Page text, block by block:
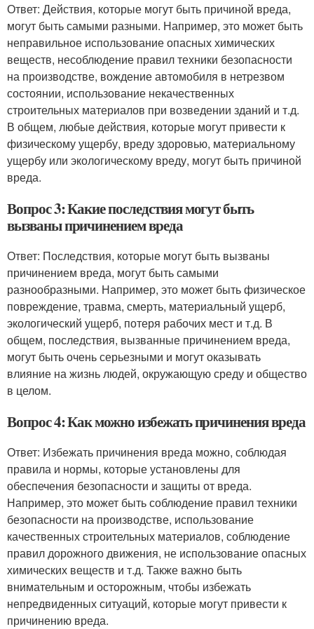
Ответ: Действия, которые могут быть причиной вреда,
могут быть самыми разными. Например, это может быть
неправильное использование опасных химических
веществ, несоблюдение правил техники безопасности
на производстве, вождение автомобиля в нетрезвом
состоянии, использование некачественных
строительных материалов при возведении зданий и т.д.
В общем, любые действия, которые могут привести к
физическому ущербу, вреду здоровью, материальному
ущербу или экологическому вреду, могут быть причиной
вреда.
Вопрос 3: Какие последствия могут быть
вызваны причинением вреда
Ответ: Последствия, которые могут быть вызваны
причинением вреда, могут быть самыми
разнообразными. Например, это может быть физическое
повреждение, травма, смерть, материальный ущерб,
экологический ущерб, потеря рабочих мест и т.д. В
общем, последствия, вызванные причинением вреда,
могут быть очень серьезными и могут оказывать
влияние на жизнь людей, окружающую среду и общество
в целом.
Вопрос 4: Как можно избежать причинения вреда
Ответ: Избежать причинения вреда можно, соблюдая
правила и нормы, которые установлены для
обеспечения безопасности и защиты от вреда.
Например, это может быть соблюдение правил техники
безопасности на производстве, использование
качественных строительных материалов, соблюдение
правил дорожного движения, не использование опасных
химических веществ и т.д. Также важно быть
внимательным и осторожным, чтобы избежать
непредвиденных ситуаций, которые могут привести к
причинению вреда.